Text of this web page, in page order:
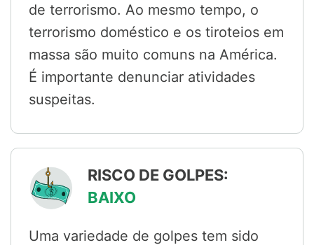
de terrorismo. Ao mesmo tempo, o
terrorismo doméstico e os tiroteios em
massa são muito comuns na América.
É importante denunciar atividades
suspeitas.
RISCO DE GOLPES:
BAIXO
Uma variedade de golpes tem sido